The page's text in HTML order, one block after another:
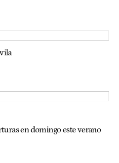
en domingo este verano